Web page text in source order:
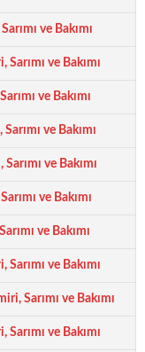
ve Bakımı
ve Bakımı
ve Bakımı
ve Bakımı
ve Bakımı
ve Bakımı
ve Bakımı
ve Bakımı
Sarımı ve Bakımı
ve Bakımı